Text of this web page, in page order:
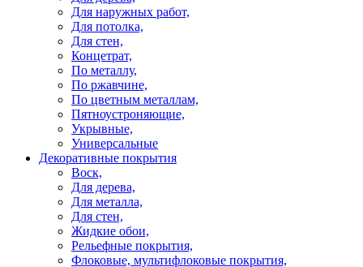
Для наружных работ,
Для потолка,
Для стен,
Концетрат,
По металлу,
По ржавчине,
По цветным металлам,
Пятноустроняющие,
Укрывные,
Универсальные
Декоративные покрытия
Воск,
Для дерева,
Для металла,
Для стен,
Жидкие обои,
Рельефные покрытия,
Флоковые, мультифлоковые покрытия,